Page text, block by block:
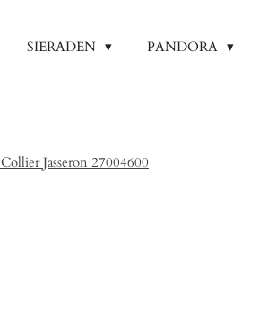
SIERADEN PANDORA